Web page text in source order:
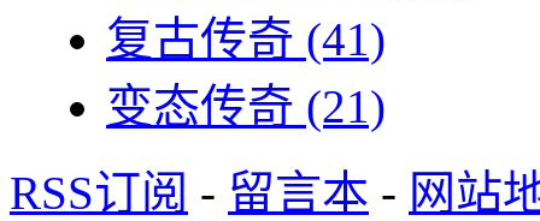
复古传奇 (41)
变态传奇 (21)
RSS订阅 - 留言本 - 网站